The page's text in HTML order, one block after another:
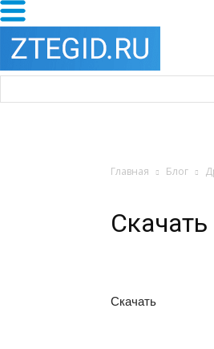
Главная Блог
Скачать